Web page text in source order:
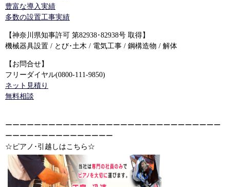
豊富な導入実績
多数の設置工事実績
【神奈川県知事許可 第82938･82938号 取得】
機械器具設置 / とび･土木 / 電気工事 / 鋼構造物 / 解体
【お問合せ】
フリーダイヤル(0800-111-9850)
ネット見積り
無料相談
ーーーーーーーーーーーーーーーーーーーーーーーーーーーーーー
ーーーーーーーーーーーーーーー
☆ピアノ･引越しはこちら☆